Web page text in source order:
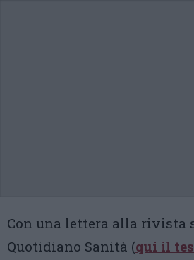
Con una lettera alla rivista
Quotidiano Sanità (qui il